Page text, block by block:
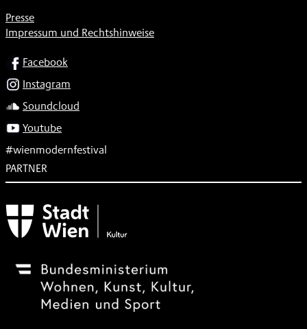
Presse
Impressum und Rechtshinweise
SOCIALFacebook
Instagram
Soundcloud
Youtube
#wienmodernfestival
PARTNER
Subventionsgeber